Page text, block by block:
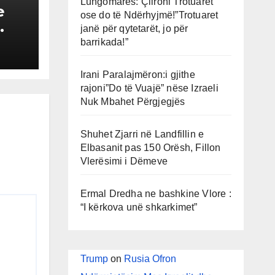
ose do të Ndërhyjmë!”Trotuaret
janë për qytetarët, jo për
barrikada!”
Irani Paralajmëron:i gjithe
rajoni”Do të Vuajë” nëse Izraeli
Nuk Mbahet Përgjegjës
Shuhet Zjarri në Landfillin e
Elbasanit pas 150 Orësh, Fillon
Vlerësimi i Dëmeve
Ermal Dredha ne bashkine Vlore :
“I kërkova unë shkarkimet”
Trumpon Rusia Ofron